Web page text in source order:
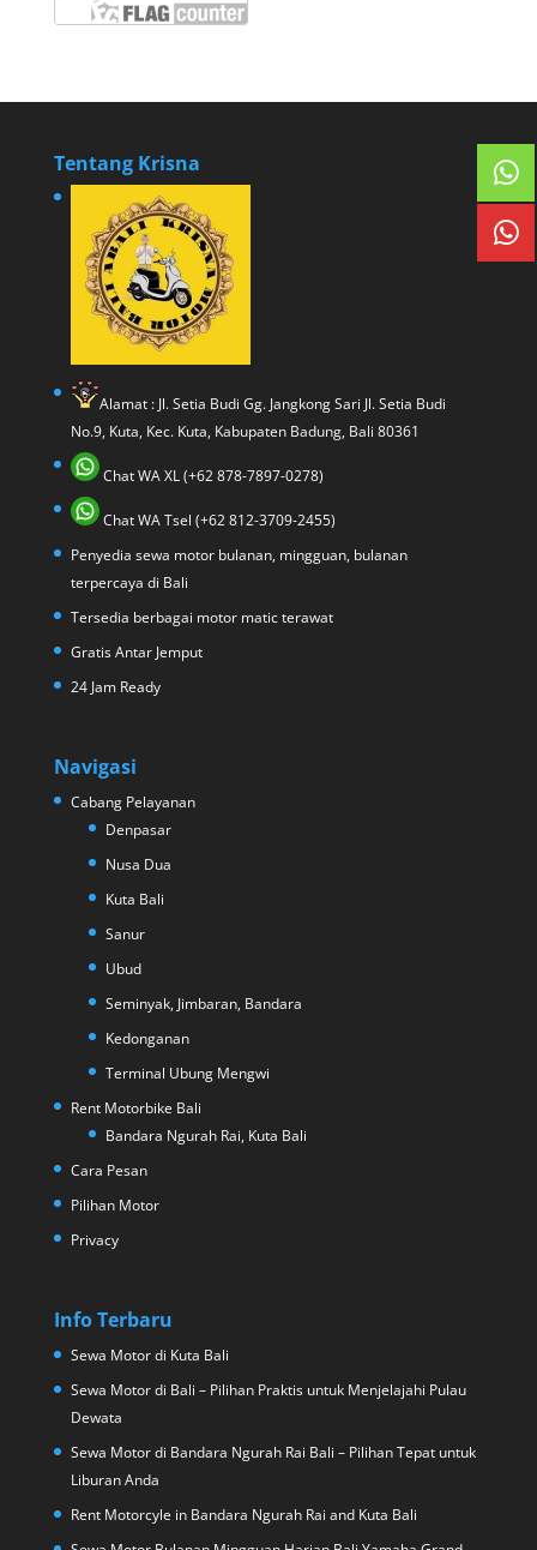
Tentang Krisna
Alamat : Jl. Setia Budi Gg. Jangkong Sari Jl. Setia Budi
No.9, Kuta, Kec. Kuta, Kabupaten Badung, Bali 80361
Chat WA XL (+62 878-7897-0278)
Chat WA Tsel (+62 812-3709-2455)
Penyedia sewa motor bulanan, mingguan, bulanan
terpercaya di Bali
Tersedia berbagai motor matic terawat
Gratis Antar Jemput
24 Jam Ready
Navigasi
Cabang Pelayanan
Denpasar
Nusa Dua
Kuta Bali
Sanur
Ubud
Seminyak, Jimbaran, Bandara
Kedonganan
Terminal Ubung Mengwi
Rent Motorbike Bali
Bandara Ngurah Rai, Kuta Bali
Cara Pesan
Pilihan Motor
Privacy
Info Terbaru
Sewa Motor di Kuta Bali
Sewa Motor di Bali – Pilihan Praktis untuk Menjelajahi Pulau
Dewata
Sewa Motor di Bandara Ngurah Rai Bali – Pilihan Tepat untuk
Liburan Anda
Rent Motorcyle in Bandara Ngurah Rai and Kuta Bali